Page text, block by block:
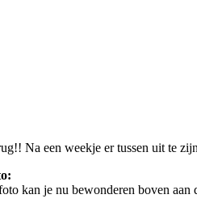
Na een weekje er tussen uit te
kan je nu bewonderen boven aan